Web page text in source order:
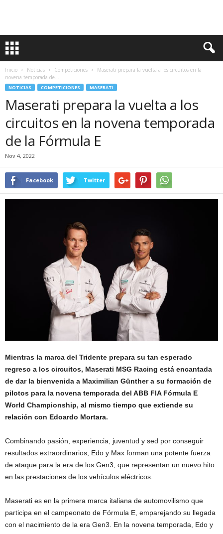
Inicio Noticias Competiciones
Maserati prepara la vuelta a los circuitos en la
novena temporada de...
NOTICIAS COMPETICIONES MASERATI
Maserati prepara la vuelta a los
circuitos en la novena temporada
de la Fórmula E
Nov 4, 2022
Facebook Twitter
Mientras la marca del Tridente prepara su tan esperado
regreso a los circuitos, Maserati MSG Racing está encantada
de dar la bienvenida a Maximilian Günther a su formación de
pilotos para la novena temporada del ABB FIA Fórmula E
World Championship, al mismo tiempo que extiende su
relación con Edoardo Mortara.
Combinando pasión, experiencia, juventud y sed por conseguir
resultados extraordinarios, Edo y Max forman una potente fuerza
de ataque para la era de los Gen3, que representan un nuevo hito
en las prestaciones de los vehículos eléctricos.
Maserati es en la primera marca italiana de automovilismo que
participa en el campeonato de Fórmula E, emparejando su llegada
con el nacimiento de la era Gen3. En la novena temporada, Edo y